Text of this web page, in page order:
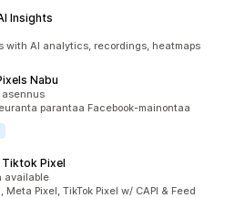
Insights
with AI analytics, recordings, heatmaps
Nabu
asennus
parantaa Facebook-mainontaa
Pixel
available
Meta Pixel, TikTok Pixel w/ CAPI & Feed